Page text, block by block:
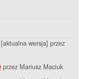
wersja] przez
przez Mariusz Maciuk